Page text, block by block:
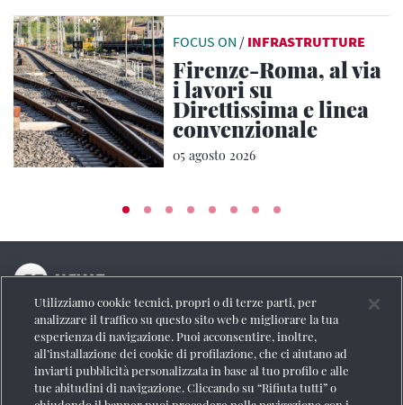
FOCUS ON / INFRASTRUTTURE
Firenze-Roma, al via
i lavori su
Direttissima e linea
convenzionale
05 agosto 2026
La testata online del Gruppo FS Italiane
Social
Utilizziamo cookie tecnici, propri o di terze parti, per
analizzare il traffico su questo sito web e migliorare la tua
esperienza di navigazione. Puoi acconsentire, inoltre,
all’installazione dei cookie di profilazione, che ci aiutano ad
inviarti pubblicità personalizzata in base al tuo profilo e alle
tue abitudini di navigazione. Cliccando su “Rifiuta tutti” o